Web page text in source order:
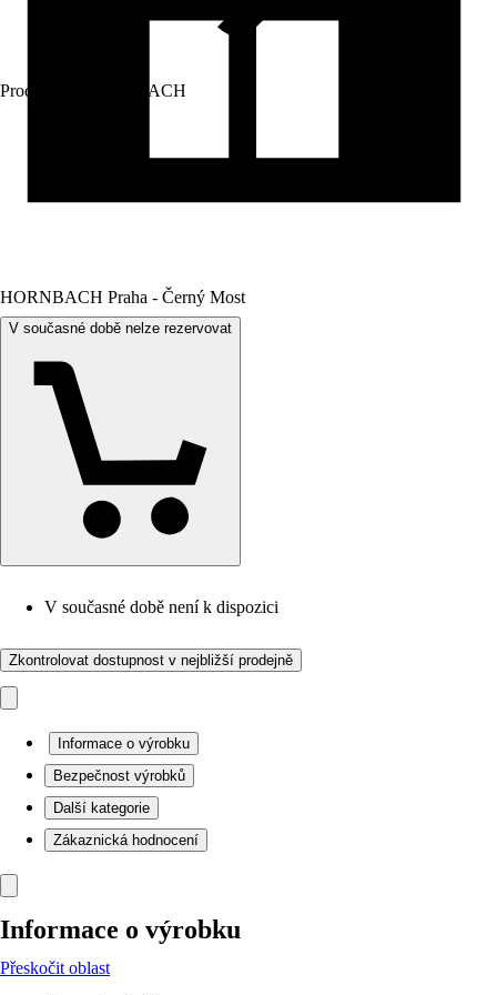
Prodej přes: HORNBACH
HORNBACH Praha - Černý Most
V současné době nelze rezervovat
V současné době není k dispozici
Zkontrolovat dostupnost v nejbližší prodejně
Informace o výrobku
Bezpečnost výrobků
Další kategorie
Zákaznická hodnocení
Informace o výrobku
Přeskočit oblast